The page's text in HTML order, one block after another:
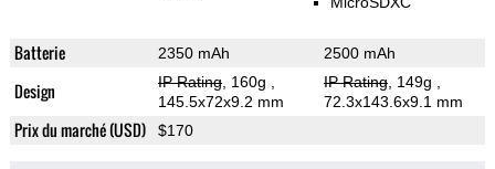
Batterie 2350 mAh 2500 mAh
Design IP Rating, 160g
145.5x72x9.2 mm
IP Rating, 149g
72.3x143.6x9.1 mm
Prix du marché (USD) $170